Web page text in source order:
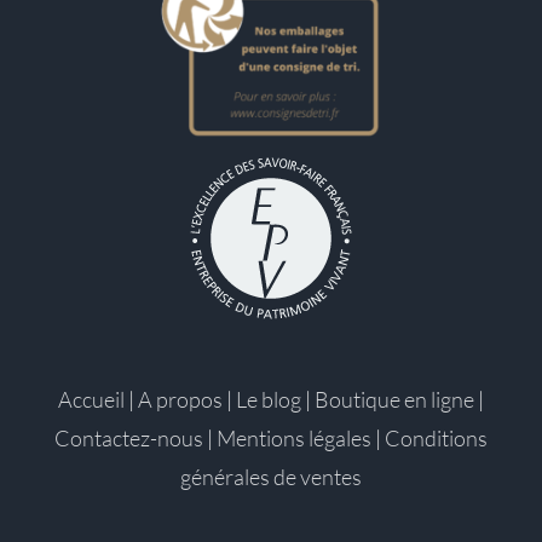
Accueil | A propos | Le blog | Boutique en ligne |
Contactez-nous | Mentions légales | Conditions
générales de ventes